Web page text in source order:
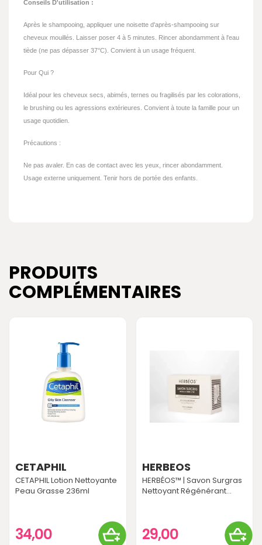
Conseils D'utilisation :
Après le shampooing, appliquer une noisette d'après-shampooing sur
cheveux mouillés. Laisser poser 4 à 5 minutes. Rincer abondamment à l'eau
tiède (ne pas dépasser 37°C). Convient à un usage fréquent.
Pour Qui ?
Idéal pour les cheveux secs, abimés, ternes ou fragilisés par les colorations,
le brushing ou les agressions extérieures. Convient à toute la famille pour un
usage quotidien.
Précautions :
Ne pas avaler. En cas de contact avec les yeux, rincer abondamment.
Usage externe uniquement. Tenir hors de portée des enfants.
PRODUITS
COMPLÉMENTAIRES
CETAPHIL
CETAPHIL Lotion Nettoyante
Peau Grasse 236ml
34,00
HERBEOS
HERBÉOS™ | Savon Surgras
Nettoyant Régénérant...
29,00